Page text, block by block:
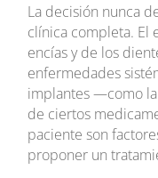
La decisión nunca
clínica completa. El
encías y de los
enfermedades
implantes —como
de ciertos
paciente son
proponer un